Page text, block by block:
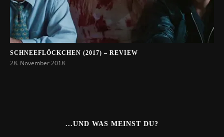
SCHNEEFLÖCKCHEN (2017) – REVIEW
28. November 2018
...UND WAS MEINST DU?